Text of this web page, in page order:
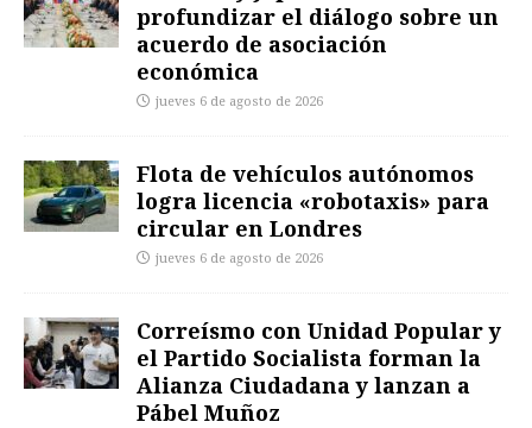
profundizar el diálogo sobre un
acuerdo de asociación
económica
jueves 6 de agosto de 2026
Flota de vehículos autónomos
logra licencia «robotaxis» para
circular en Londres
jueves 6 de agosto de 2026
Correísmo con Unidad Popular y
el Partido Socialista forman la
Alianza Ciudadana y lanzan a
Pábel Muñoz